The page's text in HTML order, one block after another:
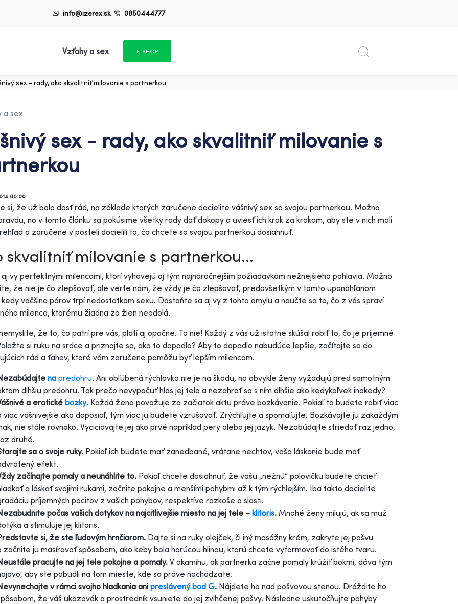
info@izerex.sk 0850444777
Vzťahy a sex E-SHOP
sex - rady, ako skvalitniť milovanie s partnerkou
a sex
sex - rady, ako skvalitniť milovanie s
00:00
si, že už bolo dosť rád, na základe ktorých zaručene docielite vášnivý sex so svojou partnerkou. Možno
no v tomto článku sa pokúsime všetky rady dať dokopy a uviesť ich krok za krokom, aby ste v nich mali
a zaručene v posteli docielili to, čo chcete so svojou partnerkou dosiahnuť.
skvalitniť milovanie s partnerkou...
vy perfektnými milencami, ktorí vyhovejú aj tým najnáročnejším požiadavkám nežnejšieho pohlavia. Možno
že nie je čo zlepšovať, ale verte nám, že vždy je čo zlepšovať, predovšetkým v tomto uponáhľanom
väčšina párov trpí nedostatkom sexu. Dostaňte sa aj vy z tohto omylu a naučte sa to, čo z vás spraví
milenca, ktorému žiadna zo žien neodolá.
že to, čo patrí pre vás, platí aj opačne. To nie! Každý z vás už istotne skúšal robiť to, čo je príjemné
si ruku na srdce a priznajte sa, ako to dopadlo? Aby to dopadlo nabudúce lepšie, začítajte sa do
rád a ťahov, ktoré vám zaručene pomôžu byť lepším milencom.
na predohru. Ani obľúbená rýchlovka nie je na škodu, no obvykle ženy vyžadujú pred samotným
dlhšiu predohru. Tak prečo nevypočuť hlas jej tela a nezahrať sa s ním dlhšie ako kedykoľvek inokedy?
a erotické bozky. Každá žena považuje za začiatok aktu práve bozkávanie. Pokiaľ to budete robiť viac
viac vášnivejšie ako doposiaľ, tým viac ju budete vzrušovať. Zrýchľujte a spomaľujte. Bozkávajte ju zakaždým
nie stále rovnako. Vyciciavajte jej ako prvé napríklad pery alebo jej jazyk. Nezabúdajte striedať raz jedno,
druhé.
sa o svoje ruky. Pokiaľ ich budete mať zanedbané, vrátane nechtov, vaša láskanie bude mať
efekt.
začínajte pomaly a neunáhlite to. Pokiaľ chcete dosiahnuť, že vašu „nežnú“ polovičku budete chcieť
a láskať svojimi rukami, začnite pokojne a menšími pohybmi až k tým rýchlejším. Iba takto docielite
príjemných pocitov z vašich pohybov, respektíve rozkoše a slasti.
počas vašich dotykov na najcitlivejšie miesto na jej tele – klitoris. Mnohé ženy milujú, ak sa muž
a stimuluje jej klitoris.
redstavte si, že ste ľudovým hrnčiarom. Dajte si na ruky olejček, či iný masážny krém, zakryte jej pošvu
začnite ju masírovať spôsobom, ako keby bola horúcou hlinou, ktorú chcete vyformovať do istého tvaru.
pracujte na jej tele pokojne a pomaly. V okamihu, ak partnerka začne pomaly krúžiť bokmi, dáva tým
aby ste pobudli na tom mieste, kde sa práve nachádzate.
v rámci svojho hladkania ani preslávený bod G. Nájdete ho nad pošvovou stenou. Dráždite ho
že váš ukazovák a prostredník vsuniete do jej zvlhčenej pošvy. Následne uskutočňujte pohyby